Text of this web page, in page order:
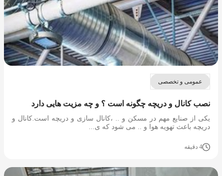
عمومی و تخصصی
نصب کانال و دریچه چگونه است ؟ و چه مزیت هایی دارد
یکی از صنایع مهم در مسکن و .. ،کانال سازی و دریچه است.کانال و
دریچه باعث تهویه هوا و .. می شود که ی...
4 دقیقه